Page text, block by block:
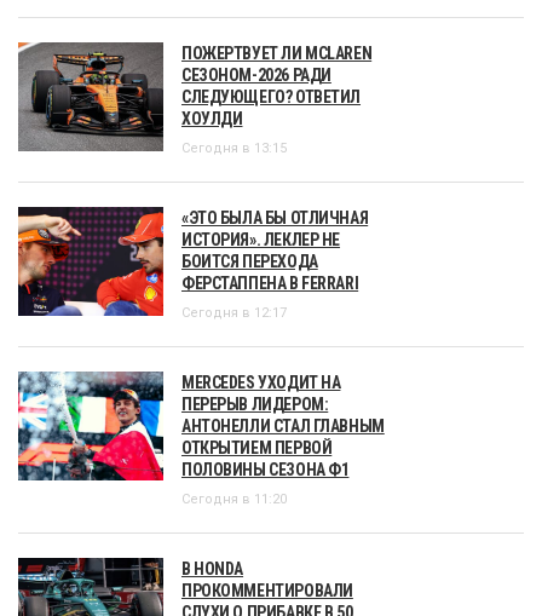
ПОЖЕРТВУЕТ ЛИ MCLAREN
СЕЗОНОМ-2026 РАДИ
СЛЕДУЮЩЕГО? ОТВЕТИЛ
ХОУЛДИ
Сегодня в 13:15
«ЭТО БЫЛА БЫ ОТЛИЧНАЯ
ИСТОРИЯ». ЛЕКЛЕР НЕ
БОИТСЯ ПЕРЕХОДА
ФЕРСТАППЕНА В FERRARI
Сегодня в 12:17
MERCEDES УХОДИТ НА
ПЕРЕРЫВ ЛИДЕРОМ:
АНТОНЕЛЛИ СТАЛ ГЛАВНЫМ
ОТКРЫТИЕМ ПЕРВОЙ
ПОЛОВИНЫ СЕЗОНА Ф1
Сегодня в 11:20
В HONDA
ПРОКОММЕНТИРОВАЛИ
СЛУХИ О ПРИБАВКЕ В 50